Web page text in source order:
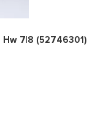
0
Hw 7|8 (52746301)